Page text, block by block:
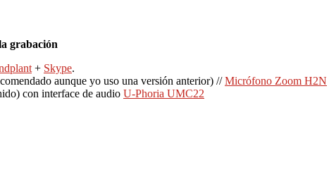
grabación
+ Skype.
aunque yo uso una versión anterior) //Micrófono Zoom H2N
con interface de audio U-Phoria UMC22